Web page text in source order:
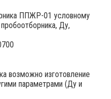
ППЖР-01 условному
Ду,
возможно изготовление
параметрами (Ду и